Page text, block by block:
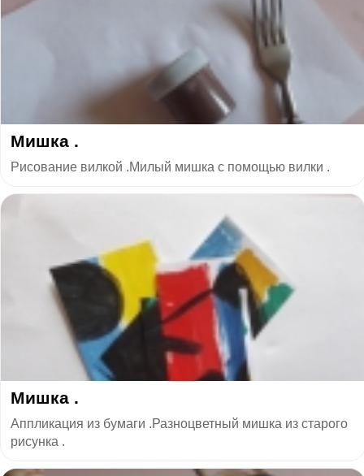
Мишка .
Рисование вилкой .Милый мишка с помощью вилки .
Мишка .
Аппликация из бумаги .Разноцветный мишка из старого
рисунка .